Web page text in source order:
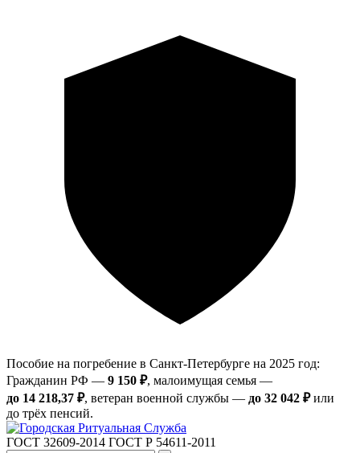
Пособие на погребение в Санкт‑Петербурге на 2025 год:
Гражданин РФ — 9 150 ₽, малоимущая семья —
до 14 218,37 ₽, ветеран военной службы — до 32 042 ₽или
до трёх пенсий.
ГОСТ 32609-2014 ГОСТ Р 54611-2011